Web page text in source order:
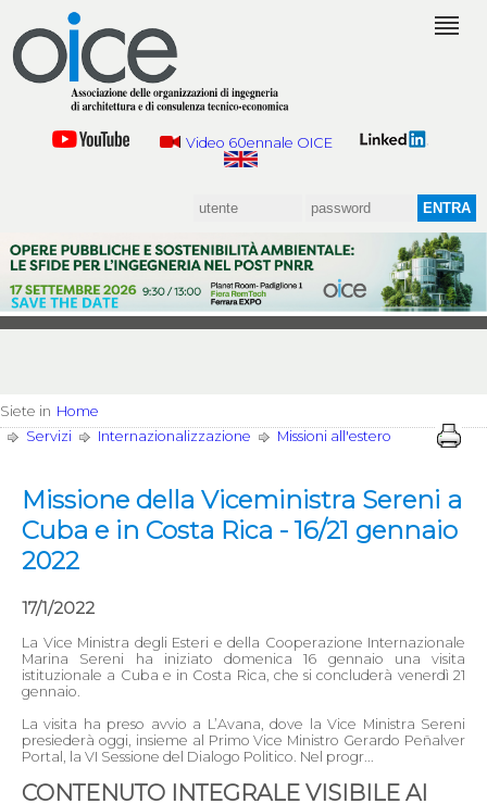
Video 60ennale OICE
Siete in Home
Servizi
Internazionalizzazione Missioni all'estero
Missione della Viceministra Sereni a
Cuba e in Costa Rica - 16/21 gennaio
2022
17/1/2022
La Vice Ministra degli Esteri e della Cooperazione Internazionale
Marina Sereni ha iniziato domenica 16 gennaio una visita
istituzionale a Cuba e in Costa Rica, che si concluderà venerdì 21
gennaio.
La visita ha preso avvio a L’Avana, dove la Vice Ministra Sereni
presiederà oggi, insieme al Primo Vice Ministro Gerardo Peñalver
Portal, la VI Sessione del Dialogo Politico. Nel progr...
CONTENUTO INTEGRALE VISIBILE AI